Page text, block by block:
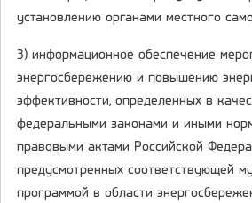
установлению органами местного
3) информационное обеспечение
энергосбережению и повышению
эффективности, определенных в
федеральными законами и иными
правовыми актами Российской
предусмотренных соответствующей
программой в области